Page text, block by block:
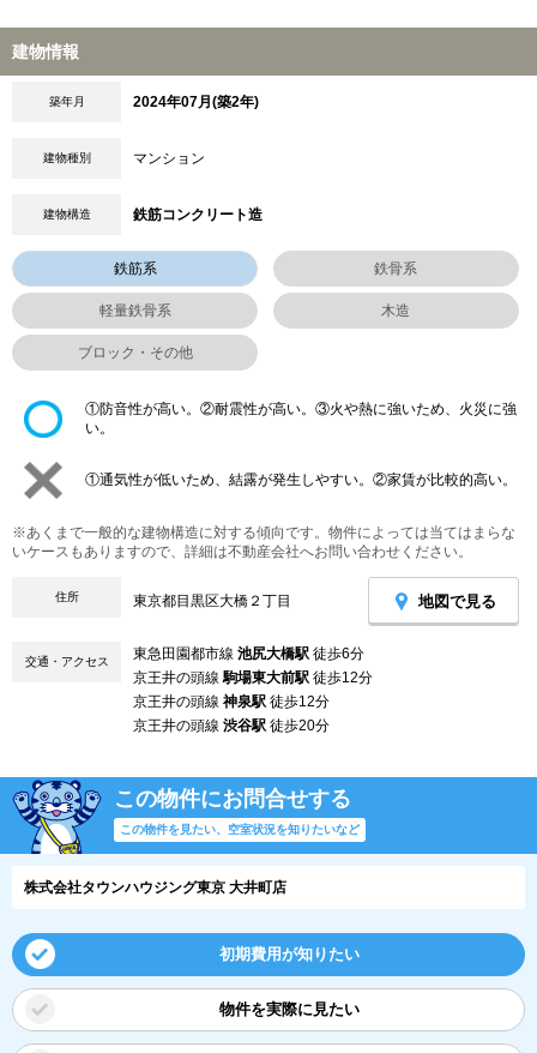
建物情報
築年月 2024年07月(築2年)
建物種別 マンション
建物構造 鉄筋コンクリート造
鉄筋系 鉄骨系
軽量鉄骨系 木造
ブロック・その他
①防音性が高い。②耐震性が高い。③火や熱に強いため、火災に強
い。
①通気性が低いため、結露が発生しやすい。②家賃が比較的高い。
※あくまで一般的な建物構造に対する傾向です。物件によっては当てはまらな
いケースもありますので、詳細は不動産会社へお問い合わせください。
住所 東京都目黒区大橋２丁目 地図で見る
交通・アクセス 東急田園都市線 池尻大橋駅 徒歩6分
京王井の頭線 駒場東大前駅 徒歩12分
京王井の頭線 神泉駅 徒歩12分
京王井の頭線 渋谷駅 徒歩20分
この物件にお問合せする
この物件を見たい、空室状況を知りたいなど
株式会社タウンハウジング東京 大井町店
初期費用が知りたい
物件を実際に見たい